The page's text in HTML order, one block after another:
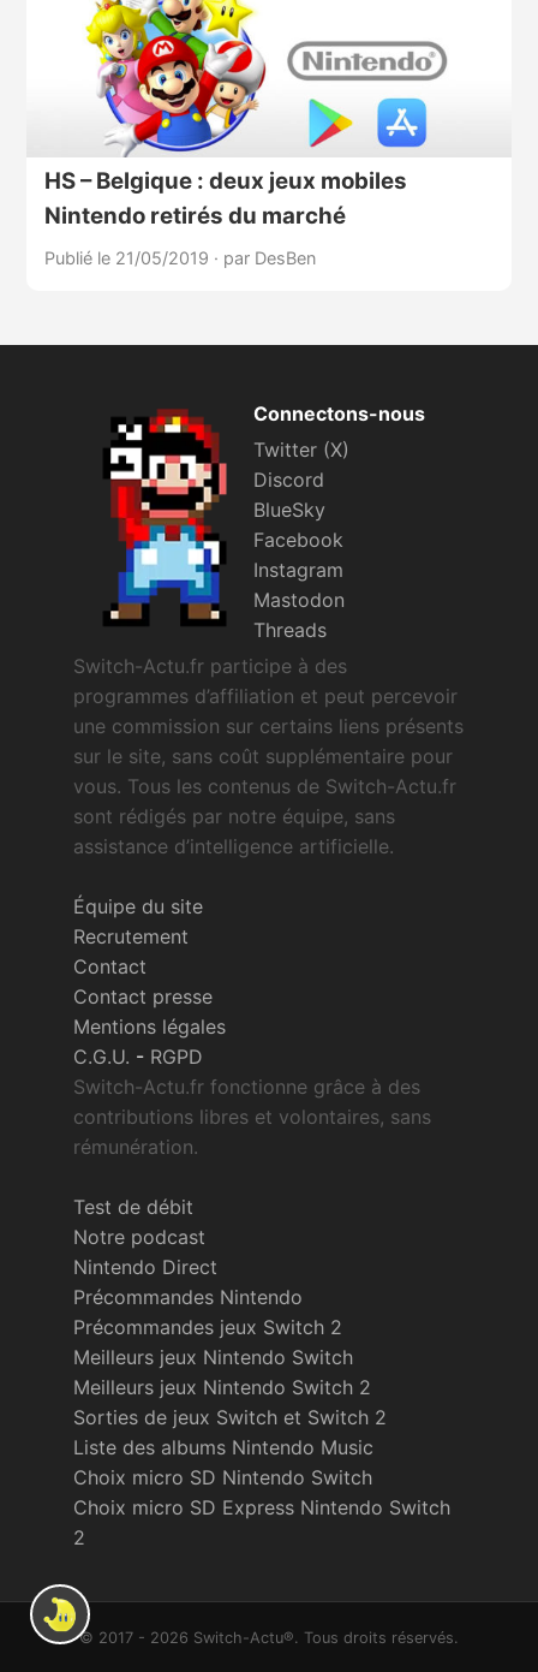
HS – Belgique : deux jeux mobiles
Nintendo retirés du marché
Publié le 21/05/2019 · par DesBen
Connectons-nous
Twitter (X)
Discord
BlueSky
Facebook
Instagram
Mastodon
Threads
Switch-Actu.fr participe à des
programmes d’affiliation et peut percevoir
une commission sur certains liens présents
sur le site, sans coût supplémentaire pour
vous. Tous les contenus de Switch-Actu.fr
sont rédigés par notre équipe, sans
assistance d’intelligence artificielle.
Équipe du site
Recrutement
Contact
Contact presse
Mentions légales
C.G.U. - RGPD
Switch-Actu.fr fonctionne grâce à des
contributions libres et volontaires, sans
rémunération.
Test de débit
Notre podcast
Nintendo Direct
Précommandes Nintendo
Précommandes jeux Switch 2
Meilleurs jeux Nintendo Switch
Meilleurs jeux Nintendo Switch 2
Sorties de jeux Switch et Switch 2
Liste des albums Nintendo Music
Choix micro SD Nintendo Switch
Choix micro SD Express Nintendo Switch
2
© 2017 - 2026 Switch-Actu®. Tous droits réservés.